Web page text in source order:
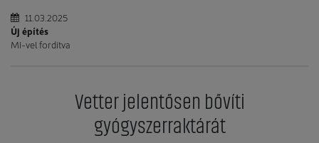
11.03.2025
Új építés
MI-vel fordítva
Vetter jelentősen bővíti
gyógyszerraktárát